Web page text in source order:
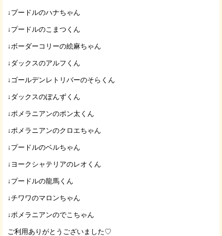
↓プードルのハナちゃん
↓プードルのこまつくん
↓ボーダーコリーの絵麻ちゃん
↓ダックスのアルフくん
↓ゴールデンレトリバーのそらくん
↓ダックスのぽんずくん
↓ポメラニアンのポン太くん
↓ポメラニアンのクロエちゃん
↓プードルのベルちゃん
↓ヨークシャテリアのレオくん
↓プードルの龍馬くん
↓チワワのマロンちゃん
↓ポメラニアンのでこちゃん
ご利用ありがとうございました♡